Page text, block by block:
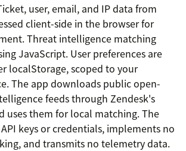
user, email, and IP data from
client-side in the browser for
Threat intelligence matching
JavaScript. User preferences are
localStorage, scoped to your
The app downloads public open-
feeds through Zendesk's
uses them for local matching. The
keys or credentials, implements no
and transmits no telemetry data.